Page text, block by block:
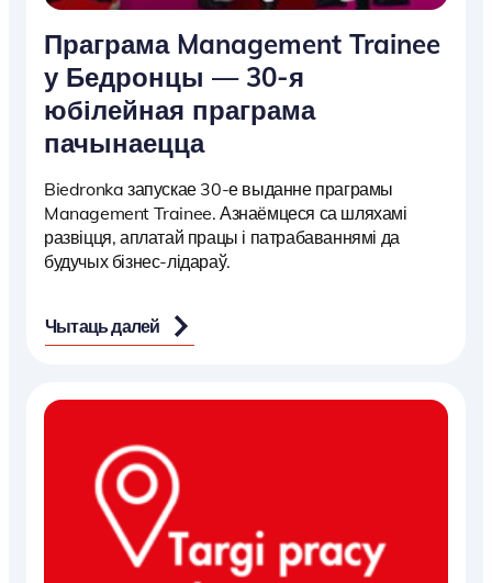
Праграма Management Trainee
у Бедронцы — 30-я
юбілейная праграма
пачынаецца
Biedronka запускае 30-е выданне праграмы
Management Trainee. Азнаёмцеся са шляхамі
развіцця, аплатай працы і патрабаваннямі да
будучых бізнес-лідараў.
Чытаць далей